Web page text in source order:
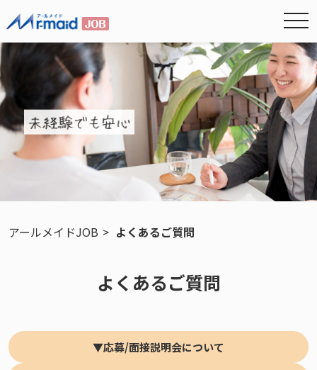
アールメイドJOB よくあるご質問
よくあるご質問
▼応募/面接説明会について